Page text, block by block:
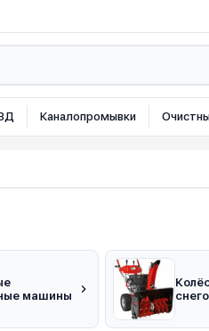
Каналопромывки
машины